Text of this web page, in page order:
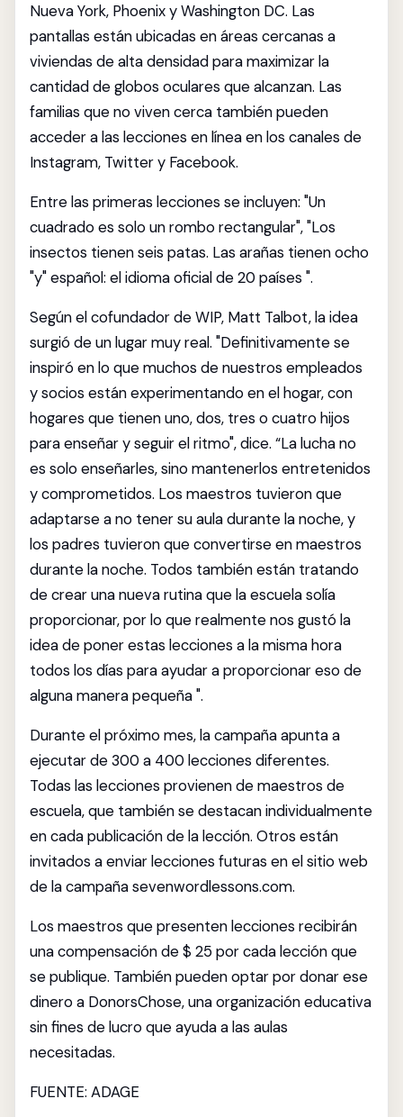
Nueva York, Phoenix y Washington DC. Las
pantallas están ubicadas en áreas cercanas a
viviendas de alta densidad para maximizar la
cantidad de globos oculares que alcanzan. Las
familias que no viven cerca también pueden
acceder a las lecciones en línea en los canales de
Instagram, Twitter y Facebook.
Entre las primeras lecciones se incluyen: "Un
cuadrado es solo un rombo rectangular", "Los
insectos tienen seis patas. Las arañas tienen ocho
"y" español: el idioma oficial de 20 países ".
Según el cofundador de WIP, Matt Talbot, la idea
surgió de un lugar muy real. "Definitivamente se
inspiró en lo que muchos de nuestros empleados
y socios están experimentando en el hogar, con
hogares que tienen uno, dos, tres o cuatro hijos
para enseñar y seguir el ritmo", dice. “La lucha no
es solo enseñarles, sino mantenerlos entretenidos
y comprometidos. Los maestros tuvieron que
adaptarse a no tener su aula durante la noche, y
los padres tuvieron que convertirse en maestros
durante la noche. Todos también están tratando
de crear una nueva rutina que la escuela solía
proporcionar, por lo que realmente nos gustó la
idea de poner estas lecciones a la misma hora
todos los días para ayudar a proporcionar eso de
alguna manera pequeña ".
Durante el próximo mes, la campaña apunta a
ejecutar de 300 a 400 lecciones diferentes.
Todas las lecciones provienen de maestros de
escuela, que también se destacan individualmente
en cada publicación de la lección. Otros están
invitados a enviar lecciones futuras en el sitio web
de la campaña sevenwordlessons.com.
Los maestros que presenten lecciones recibirán
una compensación de $ 25 por cada lección que
se publique. También pueden optar por donar ese
dinero a DonorsChose, una organización educativa
sin fines de lucro que ayuda a las aulas
necesitadas.
FUENTE: ADAGE